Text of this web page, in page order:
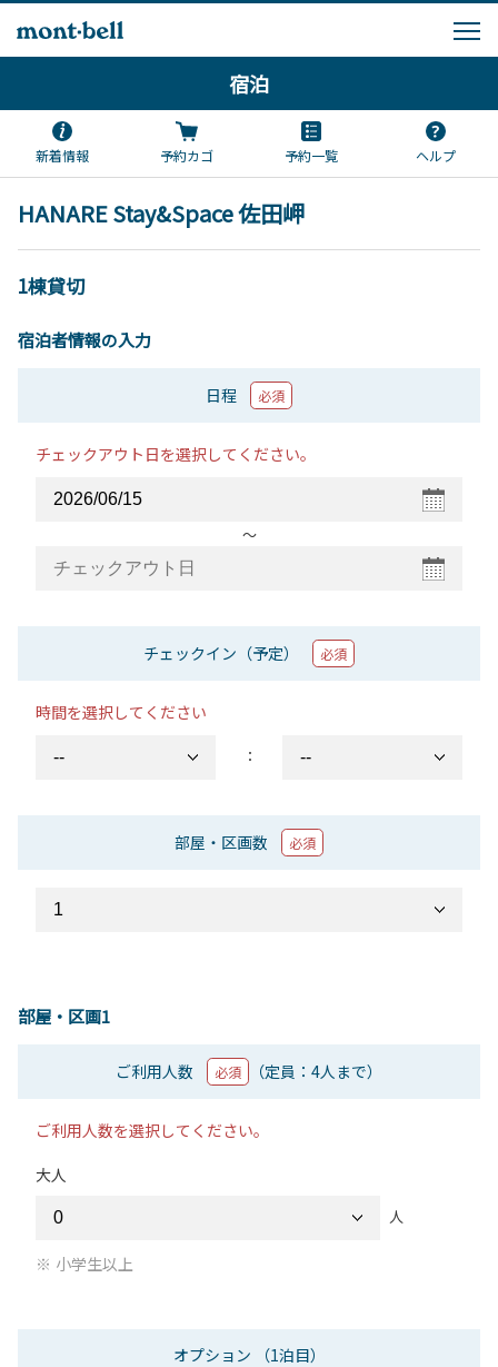
宿泊
新着情報 予約カゴ 予約一覧 ヘルプ
HANARE Stay&Space 佐田岬
1棟貸切
宿泊者情報の入力
日程 必須
チェックアウト日を選択してください。
〜
チェックイン（予定） 必須
時間を選択してください
：
部屋・区画数 必須
部屋・区画1
ご利用人数 必須 （定員：4人まで）
ご利用人数を選択してください。
大人
人
小学生以上
オプション （1泊目）